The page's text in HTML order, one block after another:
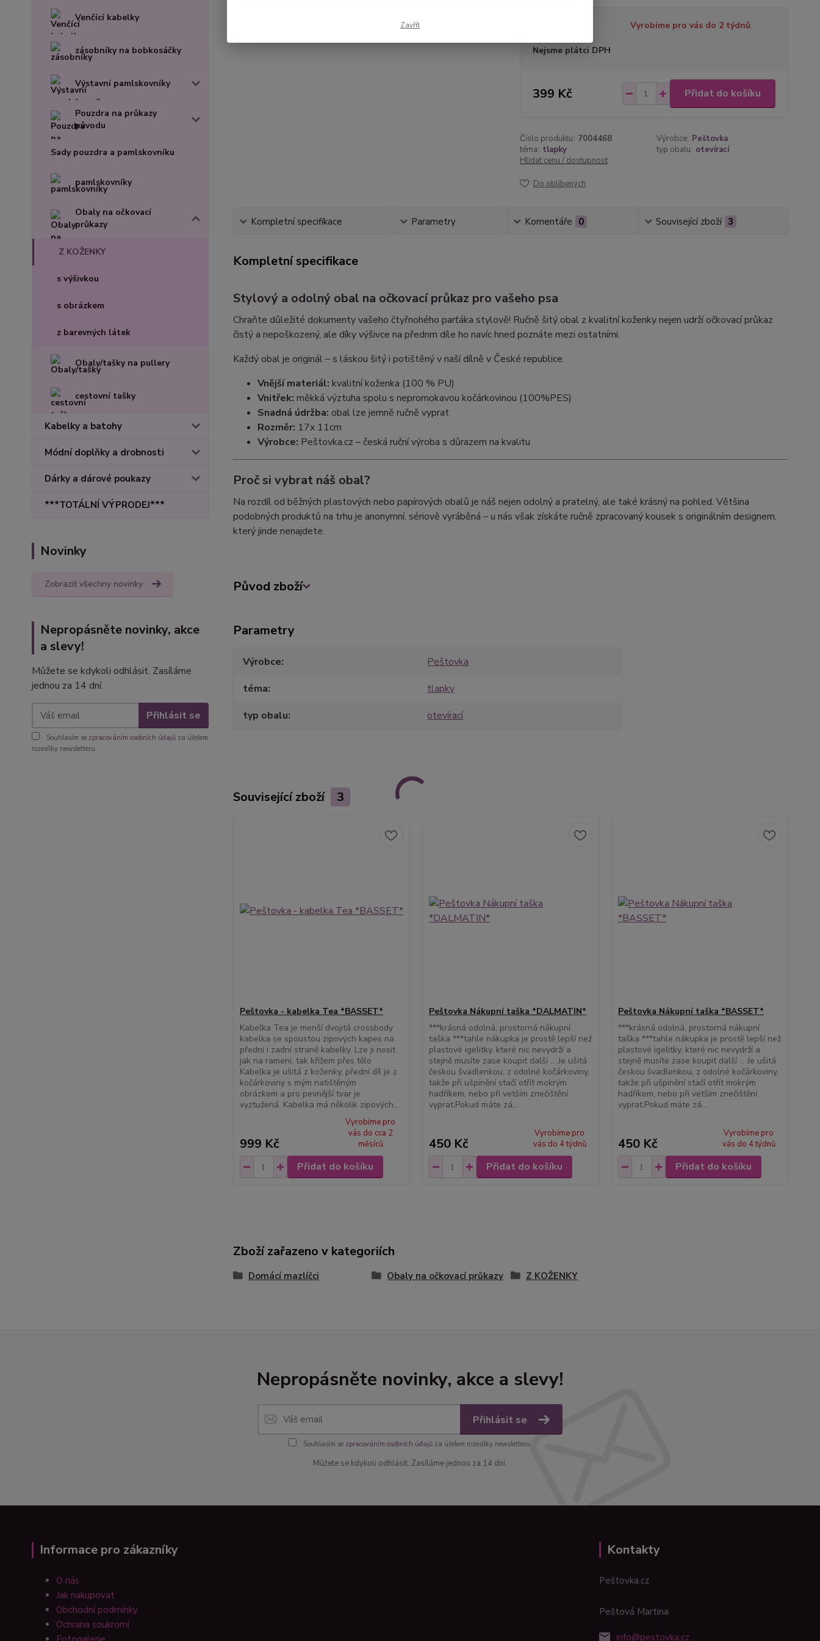
Venčící kabelky
zásobníky na bobkosáčky
Výstavní pamlskovníky
Pouzdra na průkazy
původu
Sady pouzdra a pamlskovníku
pamlskovníky
Obaly na očkovací
průkazy
Z KOŽENKY
s výšivkou
s obrázkem
z barevných látek
Obaly/tašky na pullery
cestovní tašky
Kabelky a batohy
Módní doplňky a drobnosti
Dárky a dárové poukazy
***TOTÁLNÍ VÝPRODEJ***
Novinky
Zobrazit všechny novinky
Nepropásněte novinky, akce
a slevy!
Můžete se kdykoli odhlásit. Zasíláme
jednou za 14 dní.
Přihlásit se
Souhlasím se zpracováním osobních údajů za účelem
rozesílky newsletteru.
Vyrobíme pro vás do 2 týdnů
Nejsme plátci DPH
399 Kč Přidat do košíku
Číslo produktu: 7004468 Výrobce: Peštovka
téma: tlapky typ obalu: otevírací
Hlídat cenu / dostupnost
Do oblíbených
Kompletní specifikace Parametry Komentáře 0 Související zboží 3
Kompletní specifikace
Stylový a odolný obal na očkovací průkaz pro vašeho psa
Chraňte důležité dokumenty vašeho čtyřnohého parťáka stylově! Ručně šitý obal z kvalitní koženky nejen udrží očkovací průkaz
čistý a nepoškozený, ale díky výšivce na přednm díle ho navíc hned poznáte mezi ostatními.
Každý obal je originál – s láskou šitý i potištěný v naší dílně v České republice.
Vnější materiál: kvalitní koženka (100 % PU)
Vnitřek: měkká výztuha spolu s nepromokavou kočárkovinou (100%PES)
Snadná údržba: obal lze jemně ručně vyprat
Rozměr: 17x 11cm
Výrobce: Peštovka.cz – česká ruční výroba s důrazem na kvalitu
Proč si vybrat náš obal?
Na rozdíl od běžných plastových nebo papírových obalů je náš nejen odolný a pratelný, ale také krásný na pohled. Většina
podobných produktů na trhu je anonymní, sériově vyráběná – u nás však získáte ručně zpracovaný kousek s originálním designem,
který jinde nenajdete.
Původ zboží
Parametry
Výrobce
Peštovka
téma
tlapky
typ obalu
otevírací
Související zboží 3
Peštovka - kabelka Tea *BASSET*
Kabelka Tea je menší dvojitá crossbody
kabelka se spoustou zipových kapes na
přední i zadní straně kabelky. Lze ji nosit
jak na rameni, tak křížem přes tělo
Kabelka je ušitá z koženky, přední díl je z
kočárkoviny s mým natištěným
obrázkem a pro pevnější tvar je
vyztužená. Kabelka má několik zipových...
999 Kč
Vyrobíme pro
vás do cca 2
měsíců
Přidat do košíku
Peštovka Nákupní taška *DALMATIN*
***krásná odolná, prostorná nákupní
taška ***tahle nákupka je prostě lepší než
plastové igelitky, které nic nevydrží a
stejně musíte zase koupit další ... Je ušitá
českou švadlenkou, z odolné kočárkoviny,
takže při ušpinění stačí otřít mokrým
hadříkem, nebo při vetším znečištění
vyprat.Pokud máte zá...
450 Kč
Vyrobíme pro
vás do 4 týdnů
Přidat do košíku
Peštovka Nákupní taška *BASSET*
***krásná odolná, prostorná nákupní
taška ***tahle nákupka je prostě lepší než
plastové igelitky, které nic nevydrží a
stejně musíte zase koupit další ... Je ušitá
českou švadlenkou, z odolné kočárkoviny,
takže při ušpinění stačí otřít mokrým
hadříkem, nebo při vetším znečištění
vyprat.Pokud máte zá...
450 Kč
Vyrobíme pro
vás do 4 týdnů
Přidat do košíku
Zboží zařazeno v kategoriích
Domácí mazlíčci Obaly na očkovací průkazy Z KOŽENKY
Nepropásněte novinky, akce a slevy!
Přihlásit se
Souhlasím se zpracováním osobních údajůza účelem rozesílky newsletteru.
Můžete se kdykoli odhlásit. Zasíláme jednou za 14 dní.
Informace pro zákazníky
O nás
Jak nakupovat
Obchodní podmínky
Ochrana soukromí
Kontakty
Peštovka.cz
Peštová Martina
info@pestovka.cz
Zavřít